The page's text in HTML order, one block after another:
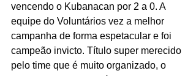
vencendo o Kubanacan por 2 a 0. A
equipe do Voluntários vez a melhor
campanha de forma espetacular e foi
campeão invicto. Título super merecido
pelo time que é muito organizado, o